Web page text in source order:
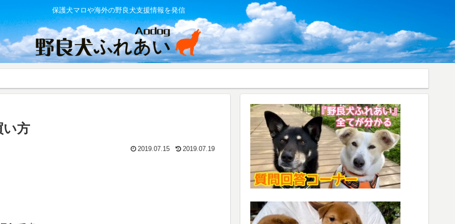
保護犬マロや海外の野良犬支援情報を発信
方
2019.07.15 2019.07.19